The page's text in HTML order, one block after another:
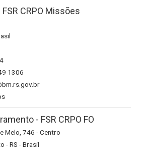
CRPO Missões
1306
- FSR CRPO FO
Melo, 746 - Centro
- RS - Brasil